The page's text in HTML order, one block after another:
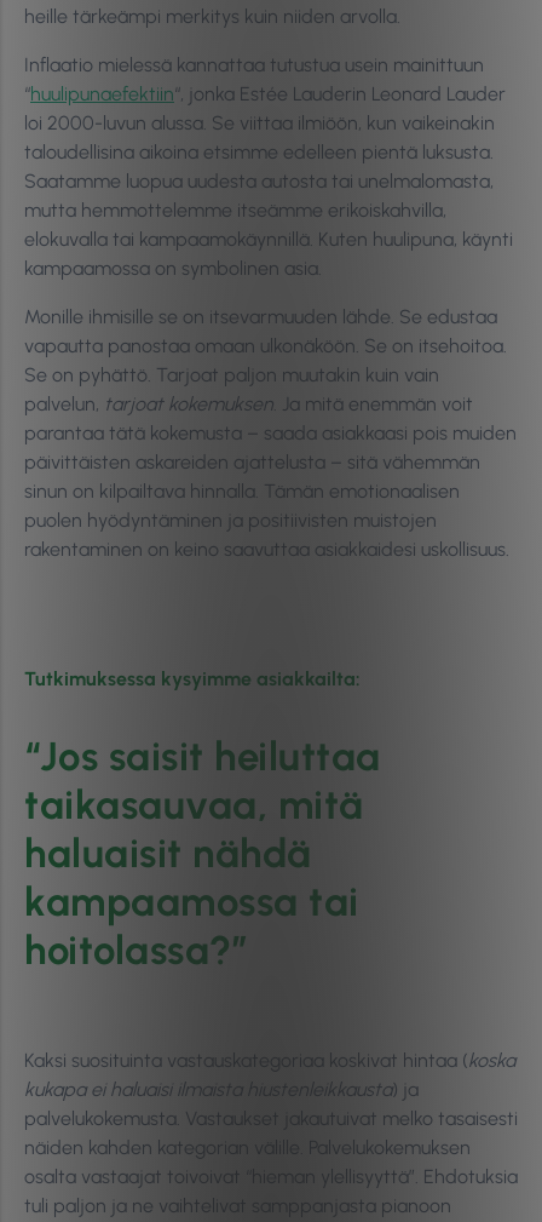
heille tärkeämpi merkitys kuin niiden arvolla.
Inflaatio mielessä kannattaa tutustua usein mainittuun
“huulipunaefektiin“, jonka Estée Lauderin Leonard Lauder
loi 2000-luvun alussa. Se viittaa ilmiöön, kun vaikeinakin
taloudellisina aikoina etsimme edelleen pientä luksusta.
Saatamme luopua uudesta autosta tai unelmalomasta,
mutta hemmottelemme itseämme erikoiskahvilla,
elokuvalla tai kampaamokäynnillä. Kuten huulipuna, käynti
kampaamossa on symbolinen asia.
Monille ihmisille se on itsevarmuuden lähde. Se edustaa
vapautta panostaa omaan ulkonäköön. Se on itsehoitoa.
Se on pyhättö. Tarjoat paljon muutakin kuin vain
palvelun, tarjoat kokemuksen . Ja mitä enemmän voit
parantaa tätä kokemusta – saada asiakkaasi pois muiden
päivittäisten askareiden ajattelusta – sitä vähemmän
sinun on kilpailtava hinnalla. Tämän emotionaalisen
puolen hyödyntäminen ja positiivisten muistojen
rakentaminen on keino saavuttaa asiakkaidesi uskollisuus.
Tutkimuksessa kysyimme asiakkailta:
“Jos saisit heiluttaa
taikasauvaa, mitä
haluaisit nähdä
kampaamossa tai
hoitolassa?”
Kaksi suosituinta vastauskategoriaa koskivat hintaa (koska
kukapa ei haluaisi ilmaista hiustenleikkausta) ja
palvelukokemusta. Vastaukset jakautuivat melko tasaisesti
näiden kahden kategorian välille. Palvelukokemuksen
osalta vastaajat toivoivat “hieman ylellisyyttä”. Ehdotuksia
tuli paljon ja ne vaihtelivat samppanjasta pianoon